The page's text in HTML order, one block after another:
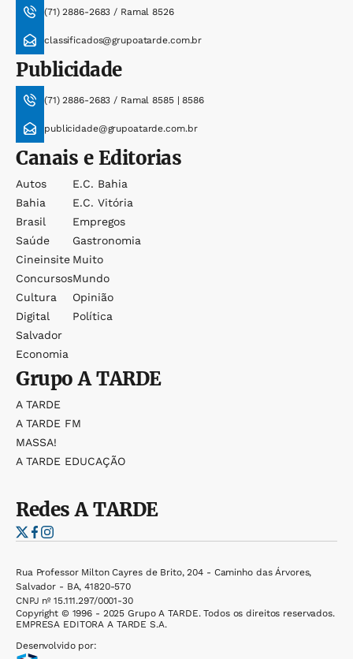
(71) 2886-2683 / Ramal 8526
classificados@grupoatarde.com.br
Publicidade
(71) 2886-2683 / Ramal 8585 | 8586
publicidade@grupoatarde.com.br
Canais e Editorias
Autos
Bahia
Brasil
Saúde
Cineinsite
Concursos
Cultura
Digital
Salvador
Economia
E.c. Bahia
E.c. Vitória
Empregos
Gastronomia
Muito
Mundo
Opinião
Política
GrupoA TARDE
A TARDE
A TARDE FM
MASSA!
A TARDE EDUCAÇÃO
RedesA TARDE
Rua Professor Milton Cayres de Brito, 204 - Caminho das Árvores,
Salvador - BA, 41820-570
CNPJ nº 15.111.297/0001-30
Copyright © 1996 - 2025 Grupo A TARDE. Todos os direitos reservados.
EMPRESA EDITORA A TARDE S.A.
Desenvolvido por: